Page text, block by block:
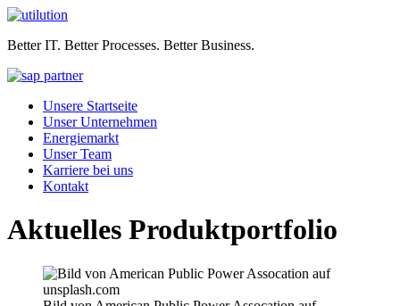
Better IT. Better Processes. Better Business.
Unsere Startseite
Unser Unternehmen
Energiemarkt
Unser Team
Karriere bei uns
Kontakt
Aktuelles Produktportfolio